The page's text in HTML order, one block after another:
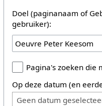
Doel (paginanaam of
gebruiker):
Pagina's zoeken die
Op deze datum (en
Geen datum